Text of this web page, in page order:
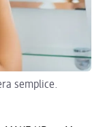
semplice.